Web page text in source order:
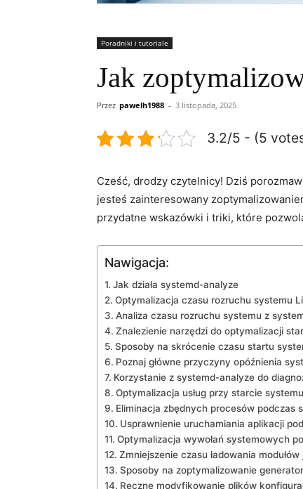
Poradniki i tutoriale
Jak
Przez pawelh1988 - 3 listopada, 2025
3.2/5 - (5
Cześć, drodzy czytelnicy! Dziś
jesteś zainteresowany
przydatne wskazówki i triki, które
Nawigacja:
Jak działa systemd-analyze
Optymalizacja czasu rozruchu systemu
Analiza czasu ⁢rozruchu ‌systemu z
Znalezienie narzędzi do ⁢optymalizacji
Sposoby na skrócenie czasu startu
Poznaj główne przyczyny opóźnienia
Korzystanie z systemd-analyze do
Optymalizacja usług przy starcie systemu
Eliminacja zbędnych procesów podczas⁣
Usprawnienie uruchamiania aplikacji
Optymalizacja wywołań systemowych
Zmniejszenie czasu ładowania
Sposoby na zoptymalizowanie
Ręczne modyfikowanie plików